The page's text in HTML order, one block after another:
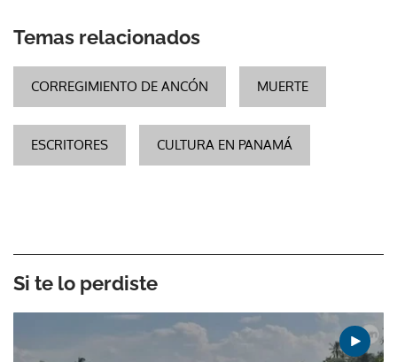
Temas relacionados
CORREGIMIENTO DE ANCÓN MUERTE
ESCRITORES CULTURA EN PANAMÁ
Si te lo perdiste